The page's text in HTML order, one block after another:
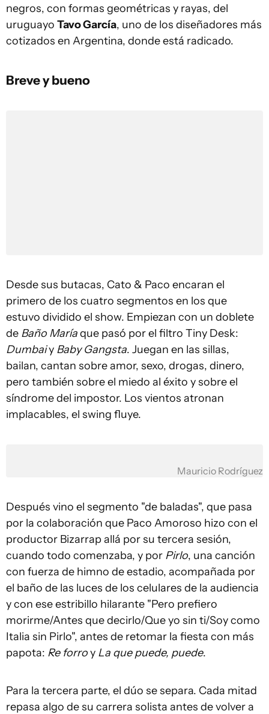
negros, con formas geométricas y rayas, del
uruguayo Tavo García, uno de los diseñadores más
cotizados en Argentina, donde está radicado.
Breve y bueno
Desde sus butacas, Cato & Paco encaran el
primero de los cuatro segmentos en los que
estuvo dividido el show. Empiezan con un doblete
de Baño Maríaque pasó por el filtro Tiny Desk:
Dumbaiy Baby Gangsta. Juegan en las sillas,
bailan, cantan sobre amor, sexo, drogas, dinero,
pero también sobre el miedo al éxito y sobre el
síndrome del impostor. Los vientos atronan
implacables, el swing fluye.
Mauricio Rodríguez
Después vino el segmento "de baladas", que pasa
por la colaboración que Paco Amoroso hizo con el
productor Bizarrap allá por su tercera sesión,
cuando todo comenzaba, y por Pirlo, una canción
con fuerza de himno de estadio, acompañada por
el baño de las luces de los celulares de la audiencia
y con ese estribillo hilarante "Pero prefiero
morirme/Antes que decirlo/Que yo sin ti/Soy como
Italia sin Pirlo", antes de retomar la fiesta con más
papota: Re forroy La que puede, puede.
Para la tercera parte, el dúo se separa. Cada mitad
repasa algo de su carrera solista antes de volver a